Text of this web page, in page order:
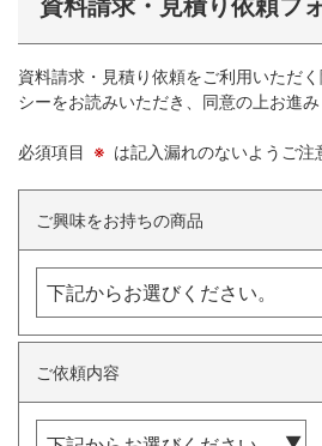
資料請求・見積り依頼フ
資料請求・見積り依頼をご利用いただ
シーをお読みいただき、同意の上お進み
必須項目 ※ は記入漏れのないようご注
ご興味をお持ちの商品
ご依頼内容